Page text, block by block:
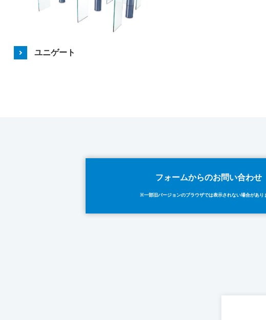
ユニゲート
フォームからのお問い合わせ
※一部旧バージョンのブラウザでは表示されない場合があり